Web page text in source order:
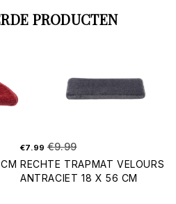
PRODUCTEN
€7.99 €9.99
RECHTE TRAPMAT VELOURS
ANTRACIET 18 X 56 CM